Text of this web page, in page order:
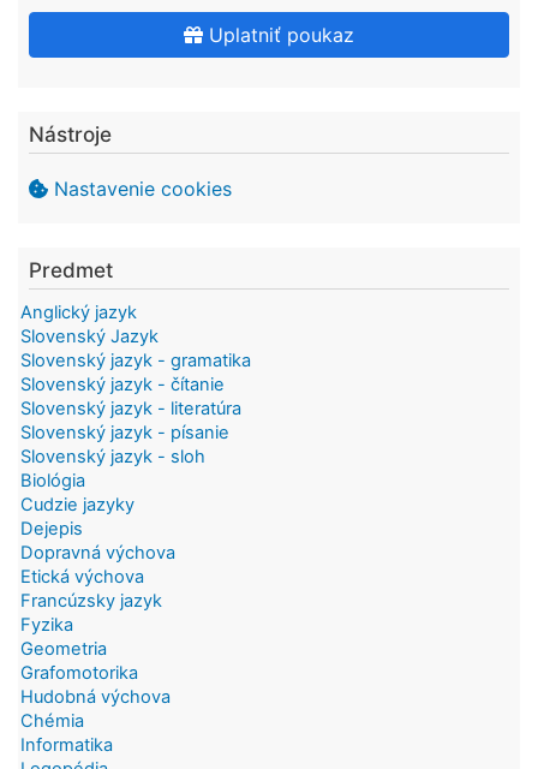
Uplatniť poukaz
Nástroje
Nastavenie cookies
Predmet
Anglický jazyk
Slovenský Jazyk
Slovenský jazyk - gramatika
Slovenský jazyk - čítanie
Slovenský jazyk - literatúra
Slovenský jazyk - písanie
Slovenský jazyk - sloh
Biológia
Cudzie jazyky
Dejepis
Dopravná výchova
Etická výchova
Francúzsky jazyk
Fyzika
Geometria
Grafomotorika
Hudobná výchova
Chémia
Informatika